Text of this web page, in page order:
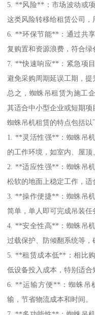
5. **风险**：市场波动或
这类风险转移给租赁公司，
6. **环保节能**：通过共
复购置和资源浪费，符合绿
7. **快速响应**：紧急项
避免采购周期延误工期，提
总之，蜘蛛吊租赁为施工
其适合中小型企业或短期项
蜘蛛吊机租赁的特点包括以
1. **灵活性强**：蜘蛛吊
的工作环境，如室内、屋顶
2. **适应性强**：蜘蛛吊
松软的地面上稳定工作，适
3. **操作便捷**：蜘蛛吊
简单，单人即可完成吊装任
4. **安全性高**：蜘蛛吊
过载保护、防倾翻系统等，
5. **租赁成本低**：相比
低设备投入成本，特别适合
6. **运输方便**：蜘蛛吊
输，节省物流成本和时间。